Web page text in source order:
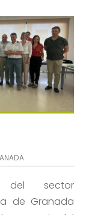
del sector
de Granada